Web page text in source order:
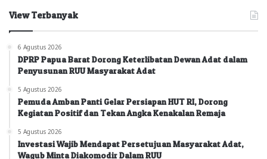
View Terbanyak
6 Agustus 2026
DPRP Papua Barat Dorong Keterlibatan Dewan Adat dalam
Penyusunan RUU Masyarakat Adat
5 Agustus 2026
Pemuda Amban Panti Gelar Persiapan HUT RI, Dorong
Kegiatan Positif dan Tekan Angka Kenakalan Remaja
5 Agustus 2026
Investasi Wajib Mendapat Persetujuan Masyarakat Adat,
Wagub Minta Diakomodir Dalam RUU